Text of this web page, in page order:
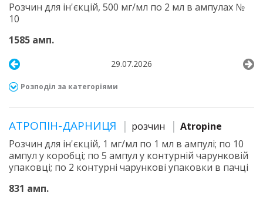
Розчин для ін'єкцій, 500 мг/мл по 2 мл в ампулах №
10
1585 амп.
29.07.2026
Розподіл за категоріями
АТРОПІН-ДАРНИЦЯ розчин
Atropine
Розчин для ін'єкцій, 1 мг/мл по 1 мл в ампулі; по 10
ампул у коробці; по 5 ампул у контурній чарунковій
упаковці; по 2 контурні чарункові упаковки в пачці
831 амп.